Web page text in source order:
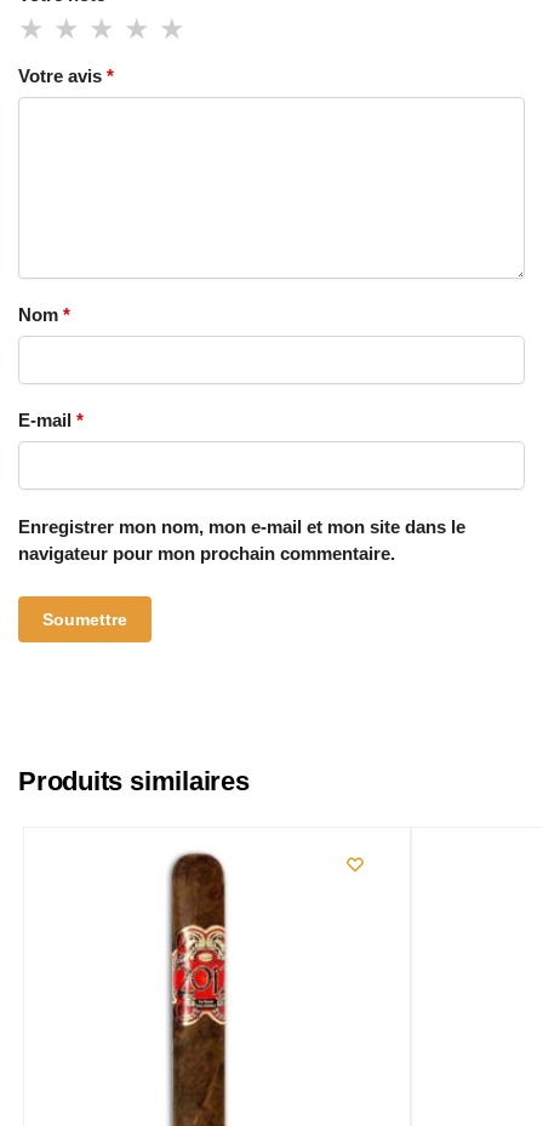
Votre avis *
Nom *
E-mail *
Enregistrer mon nom, mon e-mail et mon site dans le
navigateur pour mon prochain commentaire.
Produits similaires